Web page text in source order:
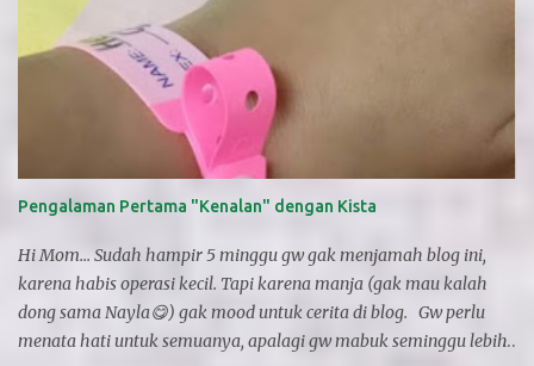
puskesmas dulu, baru nanti dirujuk ke rumah sakit bila tidak bisa
di obati . Itu karena kita gak tahu, padahal gak sekaku dan
serumit itu untuk memakai BPJS. Kalau memang urgent bisa kok
langsung ke UGD gak perlu surat rujukan puskesmas segala,
kecuali ada pengobatan lanjutan misal harus rawat jalan atau
rawat inap baru deh minta surat rujukan dari puskesmas dengan
membawa surat pengantar dari rumah sakit. Se simple itu seperti
yang pernah saya alami, walaupun memang harus pakai
prosedur seperti ini dan sabar antri. "Kartu BPJS Kesehatan.jpeg"
Ke UGD biasanya karena sakit dadakan dan kejadiannya sudah
malam kayak s...
Pengalaman Pertama "Kenalan" dengan Kista
Hi Mom... Sudah hampir 5 minggu gw gak menjamah blog ini,
karena habis operasi kecil. Tapi karena manja (gak mau kalah
dong sama Nayla😋) gak mood untuk cerita di blog. Gw perlu
menata hati untuk semuanya, apalagi gw mabuk seminggu lebih